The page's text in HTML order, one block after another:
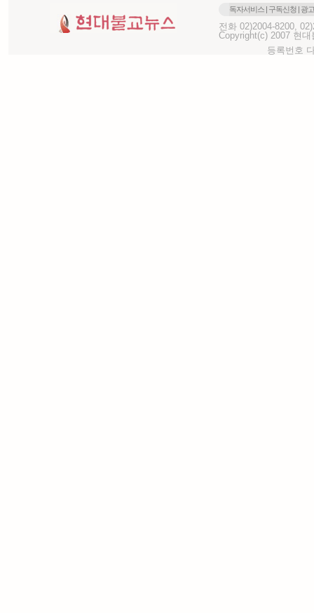
독자서비스 | 구독신청 | 광
전화 02)2004-8200,
Copyright(c) 2007 현
등록번호